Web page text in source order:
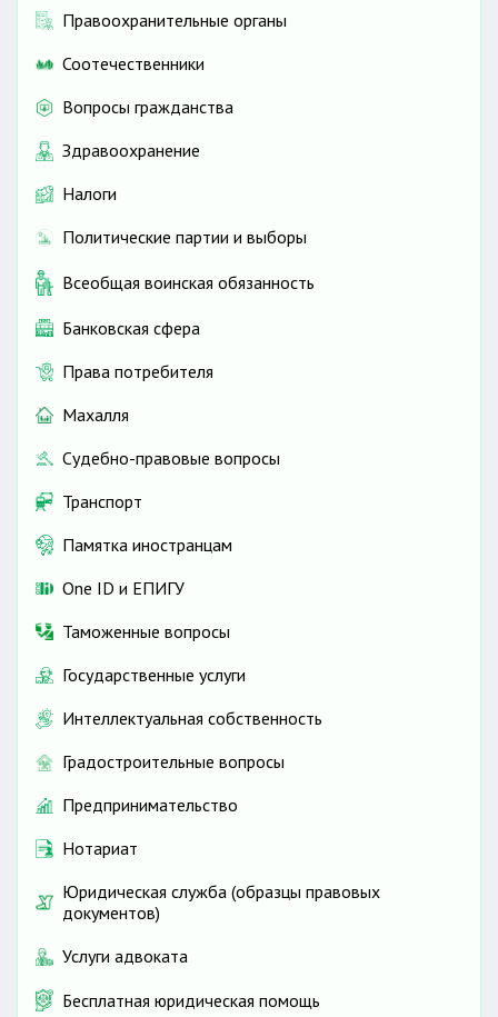
Правоохранительные органы
Соотечественники
Вопросы гражданства
Здравоохранение
Налоги
Политические партии и выборы
Всеобщая воинская обязанность
Банковская сфера
Права потребителя
Махалля
Судебно-правовые вопросы
Транспорт
Памятка иностранцам
One ID и ЕПИГУ
Таможенные вопросы
Государственные услуги
Интеллектуальная собственность
Градостроительные вопросы
Предпринимательство
Нотариат
Юридическая служба (образцы правовых
документов)
Услуги адвоката
Бесплатная юридическая помощь